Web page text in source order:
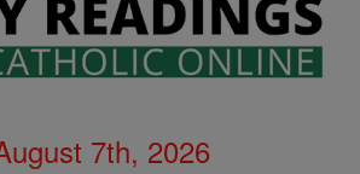
7th, 2026